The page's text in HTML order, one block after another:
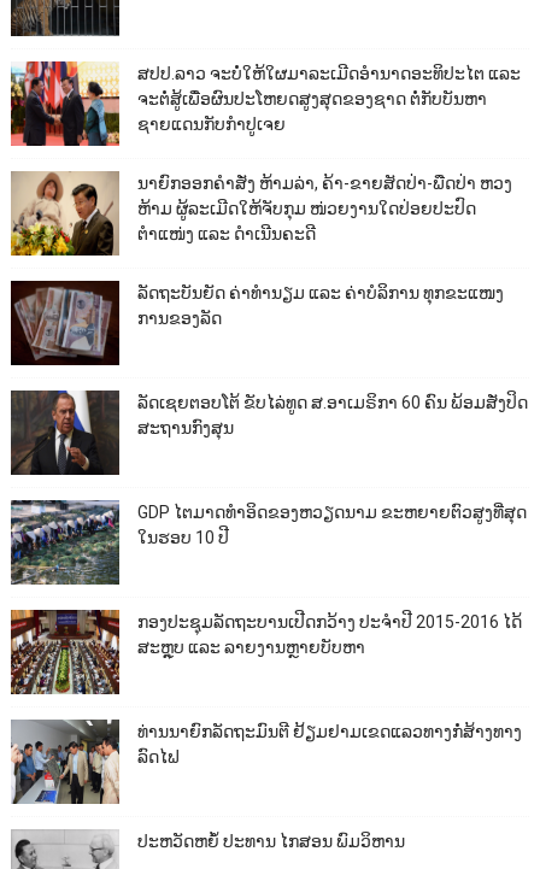
ສປປ.ລາວ ຈະບໍ່ໃຫ້ໃຜມາລະເມີດອຳນາດອະທິປະໄຕ ແລະ
ຈະຕໍ່ສູ້ເພື່ອຜົນປະໂຫຍດສູງສຸດຂອງຊາດ ຕໍ່ກັບບັນຫາ
ຊາຍແດນກັບກຳປູເຈຍ
ນາຍົກອອກຄຳສັ່ງ ຫ້າມລ່າ, ຄ້າ-ຂາຍສັດປ່າ-ພືດປ່າ ຫວງ
ຫ້າມ ຜູ້ລະເມີດໃຫ້ຈັບກຸມ ໜ່ວຍງານໃດປ່ອຍປະປົດ
ຕຳແໜ່ງ ແລະ ດຳເນີນຄະດີ
ລັດຖະບັນຍັດ ຄ່າທຳນຽມ ແລະ ຄ່າບໍລິການ ທຸກຂະແໜງ
ການຂອງລັດ
ລັດເຊຍຕອບໂຕ້ ຂັບໄລ່ທູດ ສ.ອາເມຣິກາ 60 ຄົນ ພ້ອມສັ່ງປິດ
ສະຖານກົງສຸນ
GDP ໄຕມາດທຳອິດຂອງຫວຽດນາມ ຂະຫຍາຍຕົວສູງທີ່ສຸດ
ໃນຮອບ 10​ ປີ
ກອງປະຊຸມລັດຖະບານເປີດກວ້າງ ປະຈຳປີ 2015-2016 ໄດ້
ສະຫຼຸບ ແລະ ລາຍງານຫຼາຍບັບຫາ
ທ່ານນາຍົກລັດຖະມົນຕີ ຢ້ຽມຢາມເຂດແລວທາງກໍ່ສ້າງທາງ
ລົດໄຟ
ປະຫວັດຫຍໍ້ ປະທານ ໄກສອນ ພົມວິຫານ